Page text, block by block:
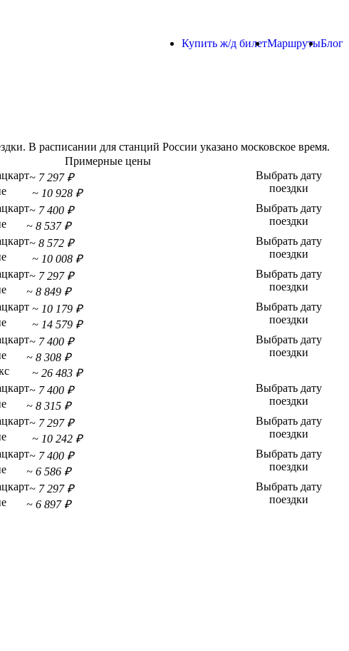
Купить ж/д билетМаршрутыБлог
В расписании для станций России указано московское время.
Примерные цены
~ 7 297 ₽
~ 10 928 ₽
Выбрать дату
поездки
~ 7 400 ₽
~ 8 537 ₽
Выбрать дату
поездки
~ 8 572 ₽
~ 10 008 ₽
Выбрать дату
поездки
~ 7 297 ₽
~ 8 849 ₽
Выбрать дату
поездки
~ 10 179 ₽
~ 14 579 ₽
Выбрать дату
поездки
~ 7 400 ₽
~ 8 308 ₽
~ 26 483 ₽
Выбрать дату
поездки
~ 7 400 ₽
~ 8 315 ₽
Выбрать дату
поездки
~ 7 297 ₽
~ 10 242 ₽
Выбрать дату
поездки
~ 7 400 ₽
~ 6 586 ₽
Выбрать дату
поездки
~ 7 297 ₽
~ 6 897 ₽
Выбрать дату
поездки